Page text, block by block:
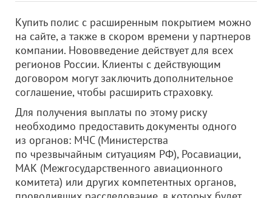
Купить полис с расширенным покрытием можно
на сайте, а также в скором времени у партнеров
компании. Нововведение действует для всех
регионов России. Клиенты с действующим
договором могут заключить дополнительное
соглашение, чтобы расширить страховку.
Для получения выплаты по этому риску
необходимо предоставить документы одного
из органов: МЧС (Министерства
по чрезвычайным ситуациям РФ), Росавиации,
МАК (Межгосударственного авиационного
комитета) или других компетентных органов,